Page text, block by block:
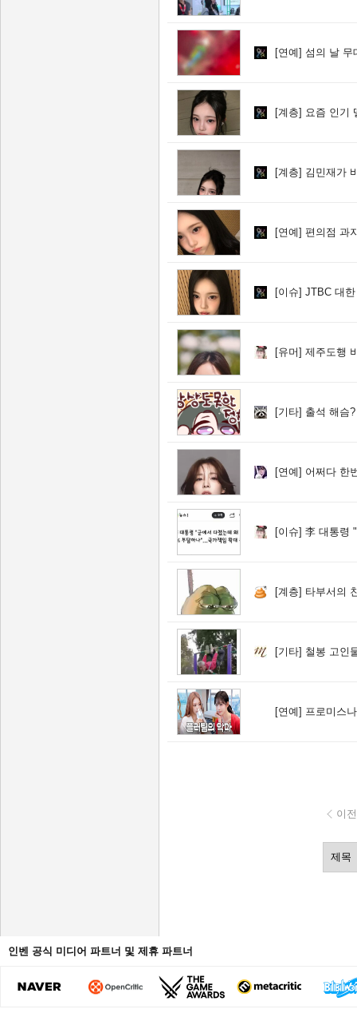
[연예] 섬의 날 무대 아
[계층] 요즘 인기
[계층] 김민재가
[연예] 편의점 과
[이슈] JTBC 대
[유머] 제주도행
[기타] 출석 해슴?
[연예] 어쩌다 한
[이슈] 李 대통령 "군에
[계층] 타부서의
[기타] 철봉 고인
[연예] 프로미스나
이전
인벤 공식 미디어 파트너 및 제휴 파트너